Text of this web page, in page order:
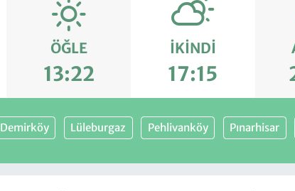
ÖĞLE
13:22
İKINDI
17:15
Demirköy Lüleburgaz Pehlivanköy Pınarhisar